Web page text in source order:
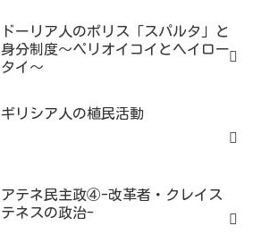
ドーリア人のポリス「スパルタ」と
身分制度～ペリオイコイとヘイロー
タイ～
ギリシア人の植民活動
アテネ民主政④-改革者・クレイス
テネスの政治-